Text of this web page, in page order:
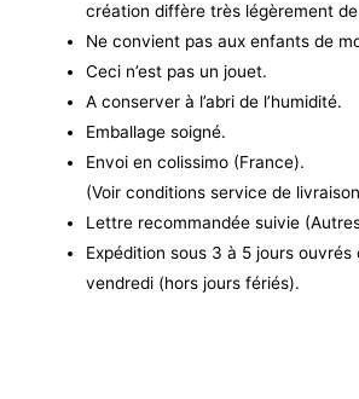
création diffère très légèrement
Ne convient pas aux enfants de
Ceci n’est pas un jouet.
A conserver à l’abri de l’humidité.
Emballage soigné.
Envoi en colissimo (France).
(Voir conditions service de
Lettre recommandée suivie
Expédition sous 3 à 5 jours ouvrés
vendredi (hors jours fériés).